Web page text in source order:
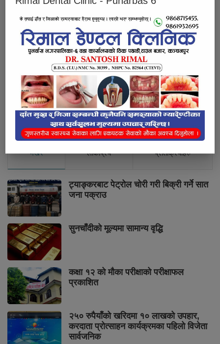
सम्पन्न
Below Comments Ad
भर्खरै लोकप्रिय प्रतिक्रियाहरु
ट्याङ्करबाट पेट्रोल चोरी गरी बिक्री गर्ने सात
जना पक्राउ
सुनचाँदीको मूल्यमा सामान्य वृद्धि
कक्षा १२ को मौका परीक्षाको परीक्षाफल
प्रकाशित
२५० रुपैयाँको खरिदमा १० लाखको उपहार,
करदाता प्रोत्साहन कार्यक्रमका पहिलो विजेता
सार्वजनिक